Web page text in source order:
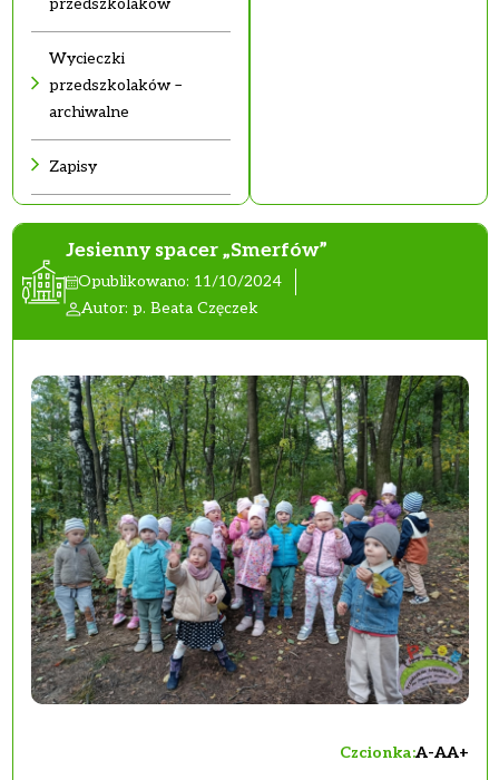
Jesienny spacer „Smerfów”
Opublikowano: 11/10/2024
Autor: p. Beata Częczek
Czcionka:A-AA+
przedszkolaków
Wycieczki
przedszkolaków –
archiwalne
Zapisy